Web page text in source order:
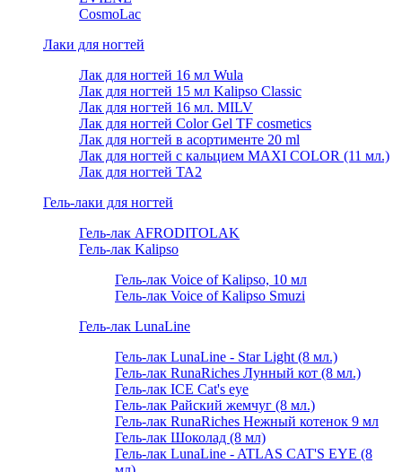
CosmoLac
Лаки для ногтей
Лак для ногтей 16 мл Wula
Лак для ногтей 15 мл Kalipso Classic
Лак для ногтей 16 мл. MILV
Лак для ногтей Color Gel TF cosmetics
Лак для ногтей в асортименте 20 ml
Лак для ногтей с кальцием MAXI COLOR (11 мл.)
Лак для ногтей TA2
Гель-лаки для ногтей
Гель-лак AFRODITOLAK
Гель-лак Kalipso
Гель-лак Voice of Kalipso, 10 мл
Гель-лак Voice of Kalipso Smuzi
Гель-лак LunaLine
Гель-лак LunaLine - Star Light (8 мл.)
Гель-лак RunaRiches Лунный кот (8 мл.)
Гель-лак ICE Cat's eye
Гель-лак Райский жемчуг (8 мл.)
Гель-лак RunaRiches Нежный котенок 9 мл
Гель-лак Шоколад (8 мл)
Гель-лак LunaLine - ATLAS CAT'S EYE (8